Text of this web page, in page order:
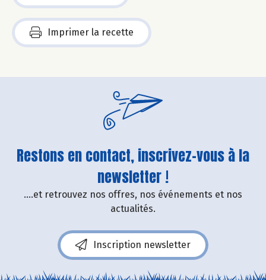
Imprimer la recette
Restons en contact, inscrivez-vous à la
newsletter !
....et retrouvez nos offres, nos événements et nos
actualités.
Inscription newsletter